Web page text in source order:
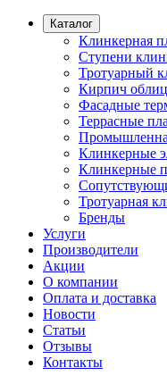
Каталог
Клинкерная
Ступени
Тротуарный
Кирпич
Фасадные
Террасные
Клинкерные
Клинкерные
Тротуарная
Бренды
Услуги
Производители
Акции
О компании
Оплата и доставка
Новости
Статьи
Отзывы
Контакты